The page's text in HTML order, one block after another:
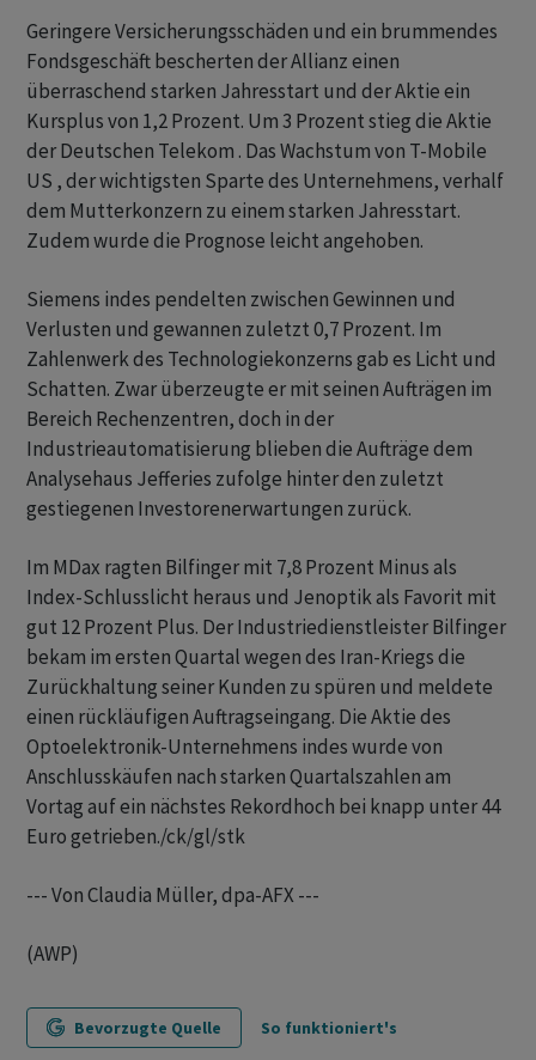
Geringere Versicherungsschäden und ein brummendes
Fondsgeschäft bescherten der Allianz einen
überraschend starken Jahresstart und der Aktie ein
Kursplus von 1,2 Prozent. Um 3 Prozent stieg die Aktie
der Deutschen Telekom . Das Wachstum von T-Mobile
US , der wichtigsten Sparte des Unternehmens, verhalf
dem Mutterkonzern zu einem starken Jahresstart.
Zudem wurde die Prognose leicht angehoben.
Siemens indes pendelten zwischen Gewinnen und
Verlusten und gewannen zuletzt 0,7 Prozent. Im
Zahlenwerk des Technologiekonzerns gab es Licht und
Schatten. Zwar überzeugte er mit seinen Aufträgen im
Bereich Rechenzentren, doch in der
Industrieautomatisierung blieben die Aufträge dem
Analysehaus Jefferies zufolge hinter den zuletzt
gestiegenen Investorenerwartungen zurück.
Im MDax ragten Bilfinger mit 7,8 Prozent Minus als
Index-Schlusslicht heraus und Jenoptik als Favorit mit
gut 12 Prozent Plus. Der Industriedienstleister Bilfinger
bekam im ersten Quartal wegen des Iran-Kriegs die
Zurückhaltung seiner Kunden zu spüren und meldete
einen rückläufigen Auftragseingang. Die Aktie des
Optoelektronik-Unternehmens indes wurde von
Anschlusskäufen nach starken Quartalszahlen am
Vortag auf ein nächstes Rekordhoch bei knapp unter 44
Euro getrieben./ck/gl/stk
--- Von Claudia Müller, dpa-AFX ---
(AWP)
Bevorzugte Quelle So funktioniert's